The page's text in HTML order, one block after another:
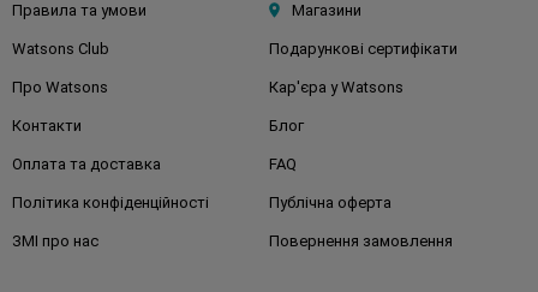
Правила та умови Магазини
Watsons Club Подарункові сертифікати
Про Watsons Кар'єра у Watsons
Контакти Блог
Оплата та доставка FAQ
Політика конфіденційності Публічна оферта
ЗМІ про нас Повернення замовлення